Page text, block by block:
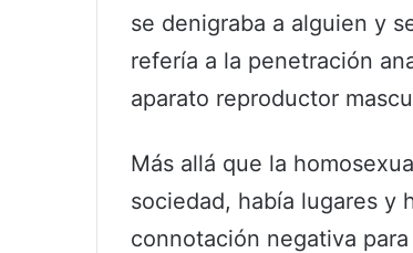
se denigraba a alguien y
refería a la penetración
aparato reproductor
Más allá que la
sociedad, había lugares y
connotación negativa